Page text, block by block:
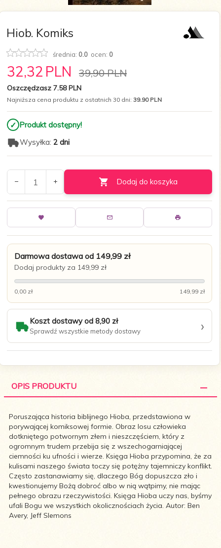
Hiob. Komiks
średnia: 0.0 ocen: 0
32,32 PLN 39,90 PLN
Oszczędzasz 7.58 PLN
Najniższa cena produktu z ostatnich 30 dni: 39.90 PLN
✓ Produkt dostępny!
Wysyłka: 2 dni
Dodaj do koszyka
Darmowa dostawa od 149,99 zł
Dodaj produkty za 149,99 zł
0,00 zł 149,99 zł
Koszt dostawy od 8,90 zł
Sprawdź wszystkie metody dostawy ›
OPIS PRODUKTU
Poruszająca historia biblijnego Hioba, przedstawiona w
porywającej komiksowej formie. Obraz losu człowieka
dotkniętego potwornym złem i nieszczęściem, który z
ogromnym trudem przebija się z wszechogarniającej
ciemności ku ufności i wierze. Księga Hioba przypomina, że za
kulisami naszego świata toczy się potężny tajemniczy konflikt.
Często zastanawiamy się, dlaczego Bóg dopuszcza zło i
kwestionujemy Bożą dobroć albo w nią wątpimy, nie mając
pełnego obrazu rzeczywistości. Księga Hioba uczy nas, byśmy
ufali Bogu we wszystkich okolicznościach życia. Autor: Ben
Avery, Jeff Slemons